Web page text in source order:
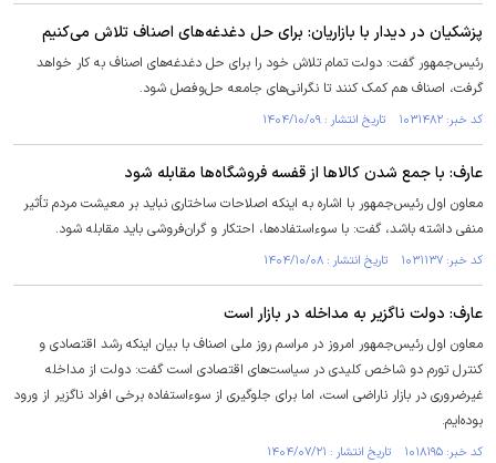
پزشکیان در دیدار با بازاریان: برای حل دغدغه‌های اصناف تلاش می‌کنیم
رئیس‌جمهور گفت: دولت تمام تلاش خود را برای حل دغدغه‌های اصناف به کار خواهد
گرفت، اصناف هم کمک کنند تا نگرانی‌های جامعه حل‌وفصل شود.
کد خبر: ۱۰۳۱۴۸۲ تاریخ انتشار : ۱۴۰۴/۱۰/۰۹
عارف: با جمع شدن کالا‌ها از قفسه فروشگاه‌ها مقابله شود
معاون اول رئیس‌جمهور با اشاره به اینکه اصلاحات ساختاری نباید بر معیشت مردم تأثیر
منفی داشته باشد، گفت: با سوءاستفاده‌ها، احتکار و گران‌فروشی باید مقابله شود.
کد خبر: ۱۰۳۱۱۳۷ تاریخ انتشار : ۱۴۰۴/۱۰/۰۸
عارف: دولت ناگزیر به مداخله در بازار است
معاون اول رئیس‌جمهور امروز در مراسم روز ملی اصناف با بیان اینکه رشد اقتصادی و
کنترل تورم دو شاخص کلیدی در سیاست‌های اقتصادی است گفت: دولت از مداخله
غیرضروری در بازار ناراضی است، اما برای جلوگیری از سوء‌استفاده برخی افراد ناگزیر از ورود
بوده‌ایم.
کد خبر: ۱۰۱۸۱۹۵ تاریخ انتشار : ۱۴۰۴/۰۷/۲۱